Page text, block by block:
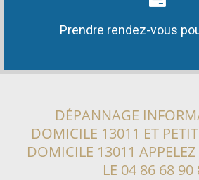
Prendre rendez-vous
DÉPANNAGE
DOMICILE 13011 ET
DOMICILE 13011
LE 04 86 68 90